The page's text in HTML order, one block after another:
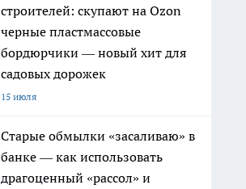
строителей: скупают на Ozon
черные пластмассовые
бордюрчики — новый хит для
садовых дорожек
15 июля
Старые обмылки «засаливаю» в
банке — как использовать
драгоценный «рассол» и